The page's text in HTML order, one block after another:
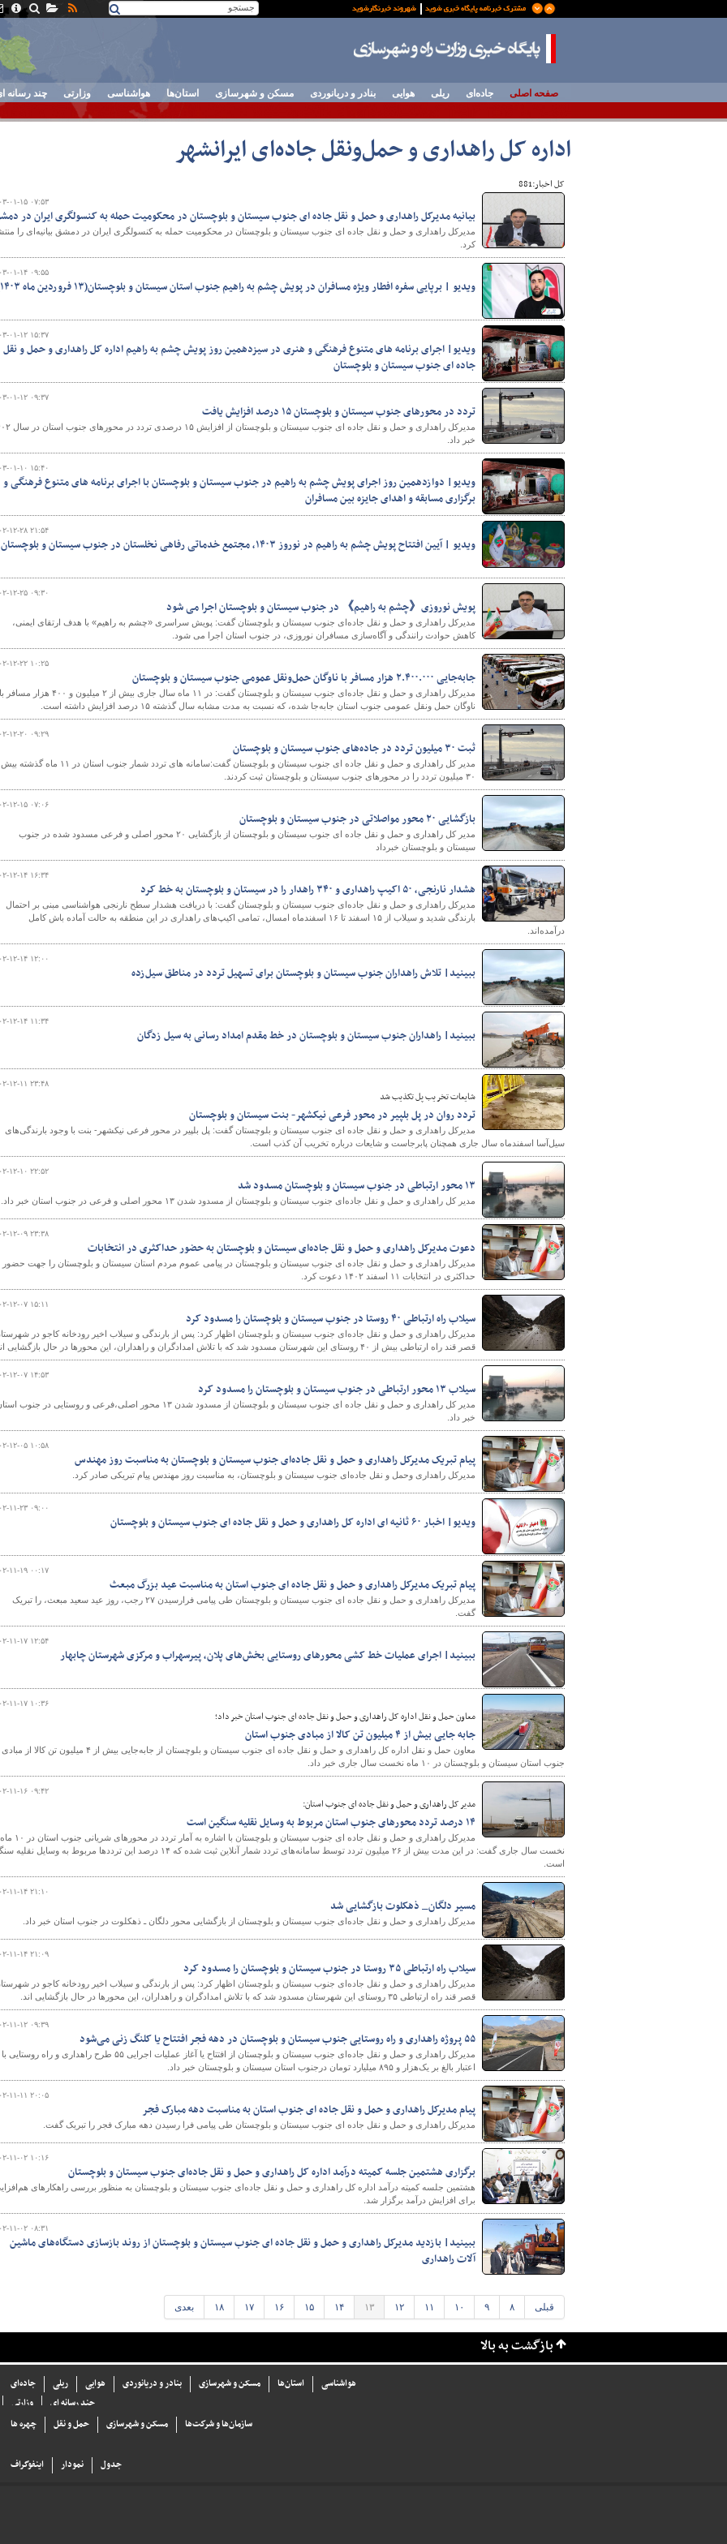
پایگاه خبری وزارت راه و
شهرسازی
صفحه اصلی جاده‌ای ریلی هوایی بنادر و دریانوردی مسکن و شهرسازی استان‌ها هواشناسی وزارتی چند رسانه
اداره کل راهداری و حمل‌ونقل جاده‌ای ایرانشهر
کل اخبار:881
۱۴۰۳-۰۱-۱۵
بیانیه مدیرکل راهداری و حمل و نقل جاده ای جنوب سیستان و بلوچستان در محکومیت حمله به کنسولگری ایران در
مدیرکل راهداری و حمل و نقل جاده ای جنوب سیستان و بلوچستان در محکومیت حمله به کنسولگری ایران در دمشق بیانیه‌ای را
کرد.
۱۴۰۳-۰۱-۱۴
ویدیو | برپایی سفره افطار ویژه مسافران در پویش چشم به راهیم جنوب استان سیستان و بلوچستان(۱۳ فروردین ماه ۱۴۰۳)
۱۴۰۳-۰۱-۱۲
ویدیو| اجرای برنامه های متنوع فرهنگی و هنری در سیزدهمین روز پویش چشم به راهیم اداره کل راهداری و حمل و نقل
جاده ای جنوب سیستان و بلوچستان
۱۴۰۳-۰۱-۱۲
تردد در محورهای جنوب سیستان و بلوچستان ۱۵ درصد افزایش یافت
مدیرکل راهداری و حمل و نقل جاده ای جنوب سیستان و
خبر داد.
۱۴۰۳-۰۱-۱۰
ویدیو| دوازدهمین روز اجرای پویش چشم به راهیم در جنوب سیستان و بلوچستان با اجرای برنامه های متنوع فرهنگی و
برگزاری مسابقه و اهدای جایزه بین مسافران
۱۴۰۲-۱۲-۲۸
ویدیو | آیین افتتاح پویش چشم به راهیم در نوروز ۱۴۰۳، مجتمع خدماتی رفاهی نخلستان در جنوب سیستان و بلوچستان
۱۴۰۲-۱۲-۲۵
پویش نوروزی《چشم به راهیم》 در جنوب سیستان و بلوچستان اجرا می شود
مدیرکل راهداری و حمل و نقل جاده‌ای جنوب سیستان و بلوچستان گفت: پویش سراسری «چشم به راهیم» با هدف ارتقای ایمنی،
کاهش حوادث رانندگی و آگاه‌سازی مسافران نوروزی، در جنوب استان اجرا می شود.
۱۴۰۲-۱۲-۲۲
جابه‌جایی ۲.۴۰۰.۰۰۰ هزار مسافر با ناوگان حمل‌ونقل عمومی جنوب سیستان و بلوچستان
مدیرکل راهداری و حمل و نقل جاده‌ای جنوب سیستان و بلوچستان گفت: در ۱۱ ماه سال جاری بیش از ۲ میلیون و ۴۰۰ هزار مسافر با
ناوگان حمل‌ ونقل عمومی جنوب استان جابه‌جا شده، که نسبت به مدت مشابه سال گذشته ۱۵ درصد افزایش داشته است.
۱۴۰۲-۱۲-۲۰
ثبت ۳۰ میلیون تردد در جاده‌های جنوب سیستان و بلوچستان
مدیر کل راهداری و حمل و نقل جاده ای جنوب سیستان و بلوچستان گفت:سامانه های تردد شمار جنوب استان در ۱۱
۳۰ میلیون تردد را در محورهای جنوب سیستان و بلوچستان ثبت کردند.
۱۴۰۲-۱۲-۱۵
بازگشایی ۲۰ محور مواصلاتی در جنوب سیستان و بلوچستان
مدیر کل راهداری و حمل و نقل جاده ای جنوب سیستان و بلوچستان از بازگشایی ۲۰ محور اصلی و فرعی مسدود شده در جنوب
سیستان و بلوچستان خبرداد
۱۴۰۲-۱۲-۱۴
هشدار نارنجی، ۵۰ اکیپ راهداری و ۳۴۰ راهدار را در سیستان و بلوچستان به خط کرد
مدیرکل راهداری و حمل و نقل جاده‌ای جنوب سیستان و بلوچستان گفت: با دریافت هشدار سطح نارنجی هواشناسی مبنی بر احتمال
بارندگی شدید و سیلاب از ۱۵ اسفند تا ۱۶ اسفندماه امسال، تمامی اکیپ‌های راهداری در این منطقه به حالت آماده باش کامل
درآمده‌اند.
۱۴۰۲-۱۲-۱۴
ببینید| تلاش راهداران جنوب سیستان و بلوچستان برای تسهیل تردد در مناطق سیل‌زده
۱۴۰۲-۱۲-۱۴
ببینید| راهداران جنوب سیستان و بلوچستان در خط مقدم امداد رسانی به سیل زدگان
۱۴۰۲-۱۲-۱۱
شایعات تخر یب پل تکذیب شد
تردد روان در پل بلپیر در محور فرعی نیکشهر- بنت سیستان و بلوچستان
مدیرکل راهداری و حمل و نقل جاده ای جنوب سیستان و بلوچستان گفت: پل بلپیر در محور فرعی نیکشهر- بنت با وجود بارندگی‌های
سیل‌آسا اسفندماه سال جاری همچنان پابرجاست و شایعات درباره تخریب آن کذب است.
۱۴۰۲-۱۲-۱۰
۱۳ محور ارتباطی در جنوب سیستان و بلوچستان مسدود شد
مدیر کل راهداری و حمل و نقل جاده‌ای جنوب سیستان و بلوچستان از مسدود شدن ۱۳ محور اصلی و فرعی در جنوب استان خبر داد.
۱۴۰۲-۱۲-۰۹
دعوت مدیرکل راهداری و حمل و نقل جاده‌ای سیستان و بلوچستان به حضور حداکثری در انتخابات
مدیرکل راهداری و حمل و نقل جاده ای جنوب سیستان و بلوچستان در پیامی عموم مردم استان سیستان و بلوچستان را جهت حضور
حداکثری در انتخابات ۱۱ اسفند ۱۴۰۲ دعوت کرد.
۱۴۰۲-۱۲-۰۷
سیلاب راه ارتباطی ۴۰ روستا در جنوب سیستان و بلوچستان را مسدود کرد
مدیرکل راهداری و حمل و نقل جاده‌ای جنوب سیستان و بلوچستان اظهار کرد: پس از بارندگی و سیلاب اخیر رودخانه کاجو در
قصر قند راه ارتباطی بیش از ۴۰ روستای این شهرستان مسدود شد که با تلاش امدادگران و راهداران، این محورها در حال بازگشایی اند.
۱۴۰۲-۱۲-۰۷
سیلاب ۱۳ محور ارتباطی در جنوب سیستان و بلوچستان را مسدود کرد
مدیر کل راهداری و حمل و نقل جاده ای جنوب سیستان و بلوچستان از مسدود شدن ۱۳ محور اصلی،فرعی و روستایی در جنوب
خبر داد.
۱۴۰۲-۱۲-۰۵
پیام تبریک مدیرکل راهداری و حمل و نقل جاده‌ای جنوب سیستان و بلوچستان به مناسبت روز مهندس
مدیرکل راهداری وحمل و نقل جاده‌ای جنوب سیستان و بلوچستان، به مناسبت روز مهندس پیام تبریکی صادر کرد.
۱۴۰۲-۱۱-۲۳
ویدیو| اخبار ۶۰ ثانیه ای اداره کل راهداری و حمل و نقل جاده ای جنوب سیستان و بلوچستان
۱۴۰۲-۱۱-۱۹
پیام تبریک مدیرکل راهداری و حمل و نقل جاده ای جنوب استان به مناسبت عید بزرگ مبعث
مدیرکل راهداری و حمل و نقل جاده ای جنوب سیستان و بلوچستان طی پیامی فرارسیدن ۲۷ رجب، روز عید سعید مبعث، را تبریک
گفت.
۱۴۰۲-۱۱-۱۷
ببینید| اجرای عملیات خط کشی محورهای روستایی بخش‌های پلان، پیرسهراب و مرکزی شهرستان چابهار
۱۴۰۲-۱۱-۱۷
معاون حمل و نقل اداره کل راهداری و حمل و نقل جاده ای جنوب استان خبر داد؛
جابه جایی بیش از ۴ میلیون تن کالا از مبادی جنوب استان
معاون حمل و نقل اداره کل راهداری و حمل و نقل جاده ای جنوب سیستان و بلوچستان از جابه‌جایی بیش از ۴ میلیون تن کالا از مبادی
جنوب استان سیستان و بلوچستان در ۱۰ ماه نخست سال جاری خبر داد.
۱۴۰۲-۱۱-۱۶
مدیر کل راهداری و حمل و نقل جاده ای جنوب استان:
۱۴ درصد تردد محورهای جنوب استان مربوط به وسایل نقلیه سنگین است
مدیرکل راهداری و حمل و نقل جاده ای جنوب سیستان و بلوچستان با اشاره به آمار تردد در محورهای شریانی جنوب استان در ۱۰ ماه
نخست سال جاری گفت: در این مدت بیش از ۲۶ میلیون تردد توسط سامانه‌های تردد شمار آنلاین ثبت شده که ۱۴ درصد این ترددها مربوط به وسایل
است.
۱۴۰۲-۱۱-۱۴
مسیر دلگان_ ذهکلوت بازگشایی شد
مدیرکل راهداری و حمل و نقل جاده‌ای جنوب سیستان و بلوچستان از بازگشایی محور دلگان ـ ذهکلوت در جنوب استان خبر داد.
۱۴۰۲-۱۱-۱۴
سیلاب راه ارتباطی ۳۵ روستا در جنوب سیستان و بلوچستان را مسدود کرد
مدیرکل راهداری و حمل و نقل جاده‌ای جنوب سیستان و بلوچستان اظهار کرد: پس از بارندگی و سیلاب اخیر رودخانه کاجو در
قصر قند راه ارتباطی ۳۵ روستای این شهرستان مسدود شد که با تلاش امدادگران و راهداران، این محورها در حال بازگشایی اند.
۱۴۰۲-۱۱-۱۲
۵۵ پروژه راهداری و راه روستایی جنوب سیستان و بلوچستان در دهه فجر افتتاح یا کلنگ زنی می‌شود
مدیرکل راهداری و حمل و نقل جاده‌ای جنوب سیستان و بلوچستان از افتتاح یا آغاز عملیات اجرایی ۵۵ طرح راهداری و راه روستایی با
اعتبار بالغ بر یک‌هزار و ۸۹۵ میلیارد تومان درجنوب استان سیستان و بلوچستان خبر داد.
۱۴۰۲-۱۱-۱۱
پیام مدیرکل راهداری و حمل و نقل جاده ای جنوب استان به مناسبت دهه مبارک فجر
مدیرکل راهداری و حمل و نقل جاده ای جنوب سیستان و بلوچستان طی پیامی فرا رسیدن دهه مبارک فجر را تبریک گفت.
۱۴۰۲-۱۱-۰۲
برگزاری هشتمین جلسه کمیته درآمد اداره‌ کل راهداری و حمل و نقل جاده‌ای جنوب سیستان و بلوچستان
هشتمین جلسه کمیته درآمد اداره‌ کل راهداری و حمل و نقل جاده‌ای جنوب سیستان و بلوچستان به منظور بررسی راهکارهای
برای افزایش درآمد برگزار شد.
۱۴۰۲-۱۱-۰۲
ببینید| بازدید مدیرکل راهداری و حمل و نقل جاده ای جنوب سیستان و بلوچستان از روند بازسازی دستگاه‌های ماشین
آلات راهداری
قبلی ۸ ۹ ۱۰ ۱۱ ۱۲ ۱۳ ۱۴ ۱۵ ۱۶ ۱۷ ۱۸ بعدی
بازگشت به بالا
جاده‌ای ریلی هوایی بنادر و دریانوردی مسکن و شهرسازی استان‌ها
هواشناسی
وزارتی
چند رسانه ای
چهره ها حمل و نقل مسکن و شهرسازی سازما‌ن‌ها و شركت‌ها
اینفوگراف نمودار جدول